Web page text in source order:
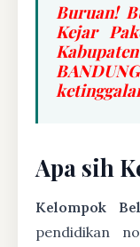
Buruan!
Kejar
Apa sih
Kelompok
pendidikan